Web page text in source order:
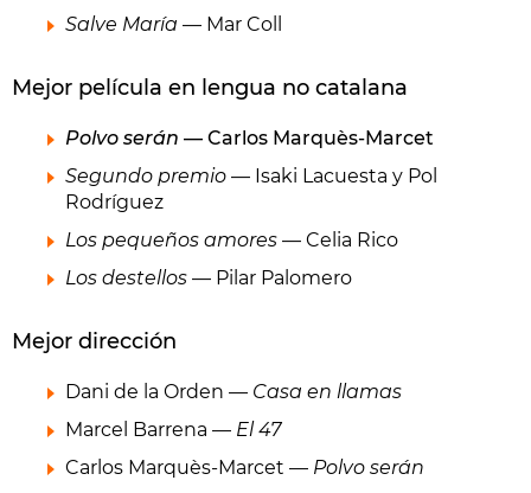
Salve María — Mar Coll
Mejor película en lengua no catalana
Polvo serán — Carlos Marquès-Marcet
Segundo premio — Isaki Lacuesta y Pol
Rodríguez
Los pequeños amores — Celia Rico
Los destellos — Pilar Palomero
Mejor dirección
Dani de la Orden — Casa en llamas
Marcel Barrena — El 47
Carlos Marquès-Marcet — Polvo serán